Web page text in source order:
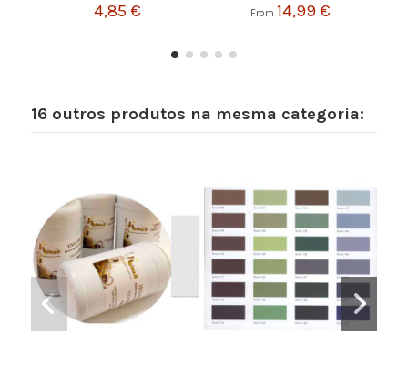
4,85 € From 14,99 €
16 outros produtos na mesma categoria: